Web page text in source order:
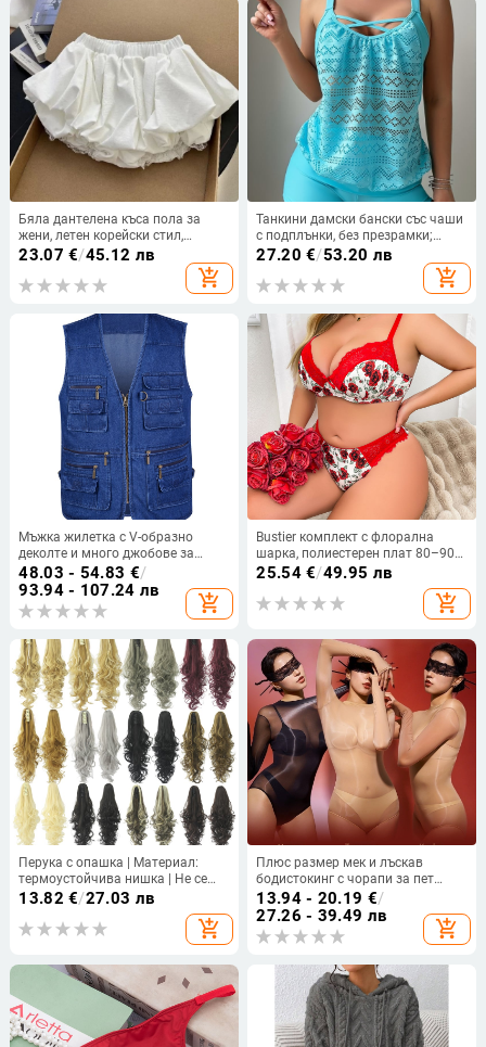
Бяла дантелена къса пола за
жени, летен корейски стил,
подплата за непрозрачност,
уникална пола с лалеобразен
силует
23.07 €/45.12 лв
add_shopping_cart
Танкини дамски бански със чаши
с подплънки, без презрамки;
полиестерна материя; подплата
полиестер и 18% еластан; стил:
къс бикини; тегло 200 g
27.20 €/53.20 лв
add_shopping_cart
Мъжка жилетка с V-образно
деколте и много джобове за
свободното време на открито за
средна и по-възрастни хора,
мъжка жилетка за риболов,
дънкова жилетка
48.03 - 54.83 €/
93.94 - 107.24 лв
add_shopping_cart
Bustier комплект с флорална
шарка, полиестерен плат 80–90%
съдържание, Three-Point Style
Gather, пускане през лятото на
2025 г.
25.54€/49.95 лв
add_shopping_cart
Перука с опашка | Материал:
термоустойчива нишка | Не се
боядисва с горещи багрила |
Възможно частно етикетиране
13.82 €/27.03 лв
add_shopping_cart
Плюс размер мек и лъскав
бодистокинг с чорапи за пет
пръста, секси прозрачен бански
комплект и блестящи триъгълни
прашки
13.94 - 20.19 €/
27.26 - 39.49 лв
add_shopping_cart